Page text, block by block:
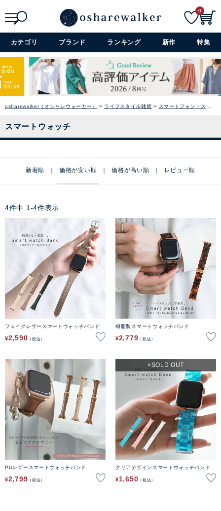
詳細検索+
0
カテゴリ ブランド ランキング 新作 特集
osharewalker（オシャレウォーカー） ライフスタイル雑貨 スマートフォン・スマートウォッチ・PC
スマートウォッチ
新着順 価格が安い順 価格が高い順 レビュー順
4件中 1 -4件表示
フェイクレザースマートウォッチバンド
¥2,590 税込
樹脂製スマートウォッチバンド
¥2,779 税込
PUレザースマートウォッチバンド
¥2,799 税込
クリアデザインスマートウォッチバンド
¥1,650 税込
SOLD OUT